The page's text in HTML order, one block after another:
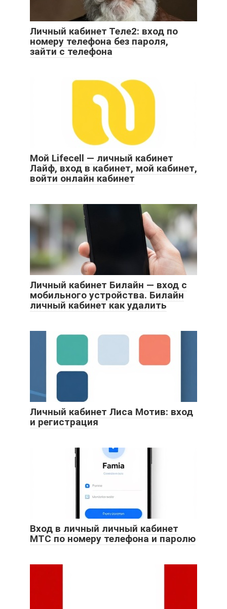
Личный кабинет Теле2: вход по
номеру телефона без пароля,
зайти с телефона
Мой Lifecell — личный кабинет
Лайф, вход в кабинет, мой кабинет,
войти онлайн кабинет
Личный кабинет Билайн — вход с
мобильного устройства. Билайн
личный кабинет как удалить
Личный кабинет Лиса Мотив: вход
и регистрация
Вход в личный личный кабинет
МТС по номеру телефона и паролю